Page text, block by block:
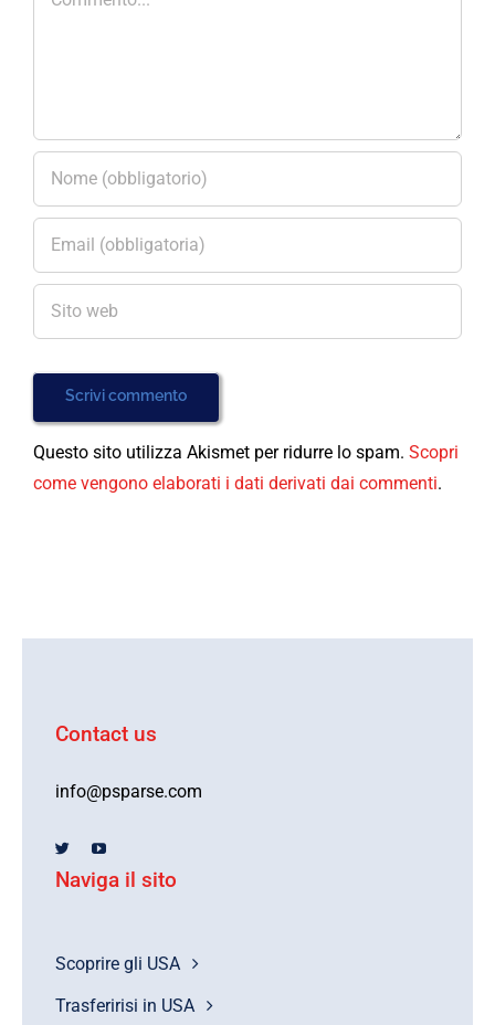
Questo sito utilizza Akismet per ridurre lo spam. Scopri
come vengono elaborati i dati derivati dai commenti.
Contact us
info@psparse.com
Naviga il sito
Scoprire gli USA
Trasferirisi in USA